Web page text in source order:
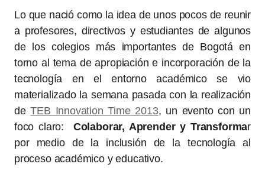
Lo que nació como la idea de unos pocos de reunir
a profesores, directivos y estudiantes de algunos
de los colegios más importantes de Bogotá en
torno al tema de apropiación e incorporación de la
tecnología en el entorno académico se vio
materializado la semana pasada con la realización
deTEB Innovation Time 2013, un evento con un
foco claro: Colaborar, Aprender y Transformar
por medio de la inclusión de la tecnología al
proceso académico y educativo.